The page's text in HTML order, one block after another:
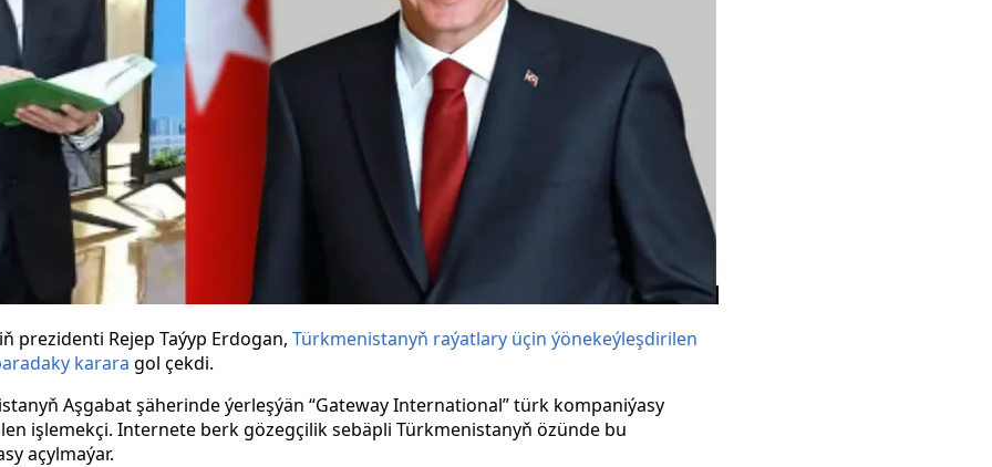
prezidenti Rejep Taýyp Erdogan, Türkmenistanyň raýatlary üçin ýönekeýleşdirilen
karara gol çekdi.
Aşgabat şäherinde ýerleşýän “Gateway International” türk kompaniýasy
işlemekçi. Internete berk gözegçilik sebäpli Türkmenistanyň özünde bu
açylmaýar.